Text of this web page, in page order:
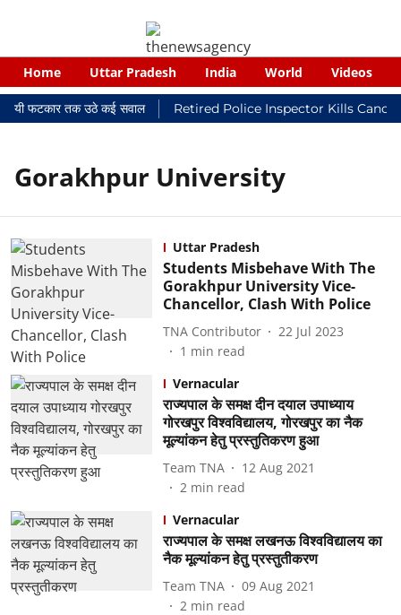
Home Uttar Pradesh India World Videos
फटकार तक उठे कई सवाल Retired Police Inspector Kills
Gorakhpur University
Uttar Pradesh
Students Misbehave With The
Gorakhpur University Vice-
Chancellor, Clash With Police
TNA Contributor
22 Jul 2023
1 min read
Vernacular
राज्यपाल के समक्ष दीन दयाल उपाध्याय
गोरखपुर विश्वविद्यालय, गोरखपुर का नैक
मूल्यांकन हेतु प्रस्तुतिकरण हुआ
Team TNA
12 Aug 2021
2 min read
Vernacular
राज्यपाल के समक्ष लखनऊ विश्वविद्यालय का
नैक मूल्यांकन हेतु प्रस्तुतीकरण
Team TNA
09 Aug 2021
2 min read